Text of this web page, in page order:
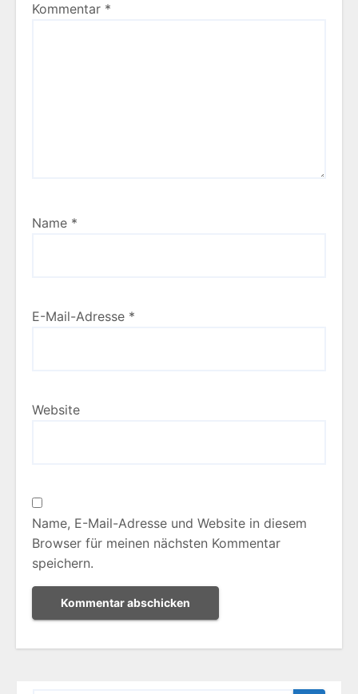
Kommentar *
Name *
E-Mail-Adresse *
Website
Name, E-Mail-Adresse und Website in diesem
Browser für meinen nächsten Kommentar
speichern.